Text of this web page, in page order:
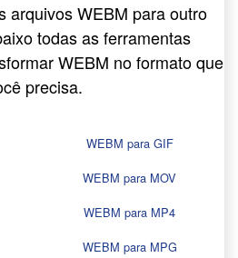
arquivos WEBM para outro
todas as ferramentas
WEBM no formato que
precisa.
WEBM para GIF
WEBM para MOV
WEBM para MP4
WEBM para MPG